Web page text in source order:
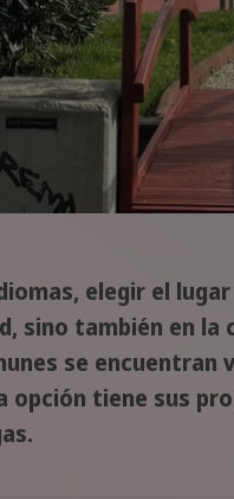
elegir el
sino también en
se
tiene sus